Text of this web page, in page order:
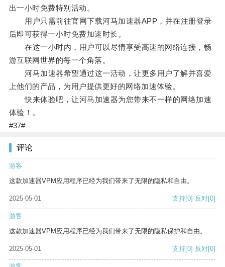
出一小时免费特别活动。
用户只需前往官网下载河马加速器APP，并在注册登录
后即可获得一小时免费加速时长。
在这一小时内，用户可以尽情享受高速的网络连接，畅
游互联网世界的每一个角落。
河马加速器希望通过这一活动，让更多用户了解并喜爱
上他们的产品，为用户提供更好的网络加速体验。
快来体验吧，让河马加速器为您带来不一样的网络加速
体验！。
#37#
评论
游客
这款加速器VPM应用程序已经为我们带来了无限的隐私和自由。
2025-05-01 支持[0] 反对[0]
游客
这款加速器VPM应用程序已经为我们带来了无限的隐私保护和自由。
2025-05-01 支持[0] 反对[0]